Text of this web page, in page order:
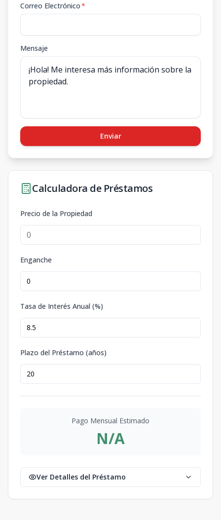
Correo Electrónico*
Mensaje
Enviar
Calculadora de Préstamos
Precio de la Propiedad
Enganche
Tasa de Interés Anual (%)
Plazo del Préstamo (años)
Pago Mensual Estimado
N/A
Ver Detalles del Préstamo